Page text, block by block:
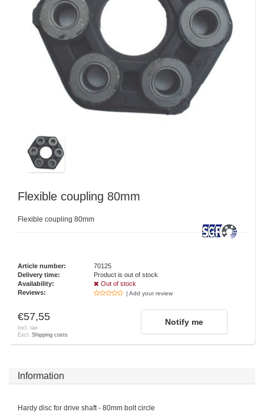
Flexible coupling 80mm
Flexible coupling 80mm
Article number:
70125
Delivery time:
Product is out of stock
Availability:
Out of stock
Reviews:
| Add your review
€57,55
Incl. tax
Excl. Shipping costs
Notify me
Information
Hardy disc for drive shaft - 80mm bolt circle